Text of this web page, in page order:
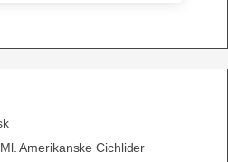
Amerikanske Cichlider